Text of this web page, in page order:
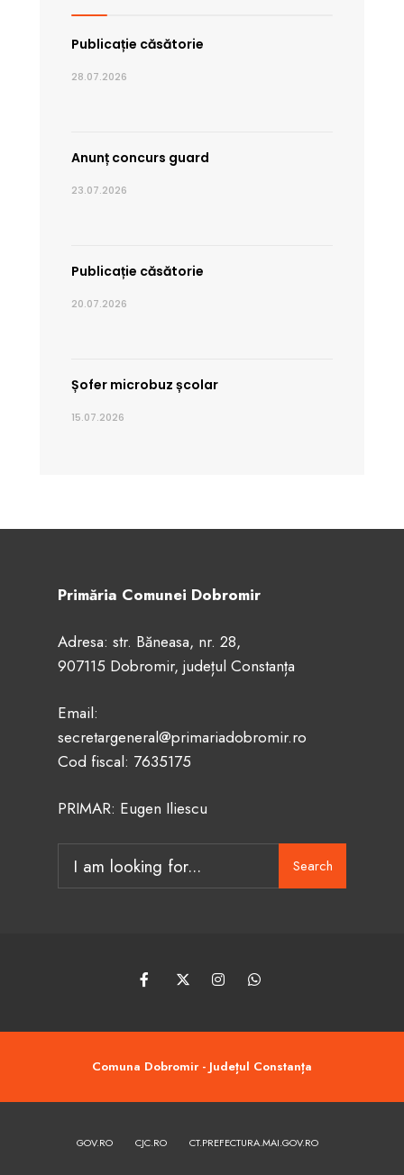
Publicație căsătorie
28.07.2026
Anunț concurs guard
23.07.2026
Publicație căsătorie
20.07.2026
Șofer microbuz școlar
15.07.2026
Primăria Comunei Dobromir
Adresa: str. Băneasa, nr. 28,
907115 Dobromir, județul Constanța
Email:
secretargeneral@primariadobromir.ro
Cod fiscal: 7635175
PRIMAR: Eugen Iliescu
for:
Search
Comuna Dobromir - Județul Constanța
GOV.RO CJC.RO CT.PREFECTURA.MAI.GOV.RO